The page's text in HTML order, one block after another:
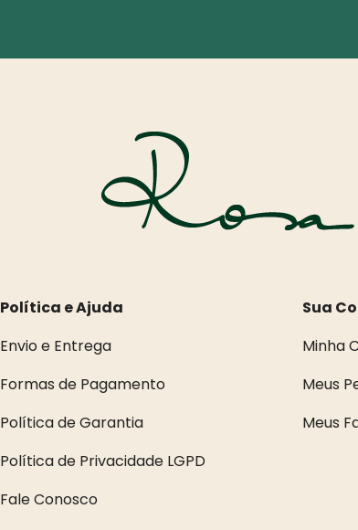
Política e Ajuda
Envio e Entrega
Formas de Pagamento
Política de Garantia
Política de Privacidade LGPD
Fale Conosco
Sua
Minha
Meus
Meus